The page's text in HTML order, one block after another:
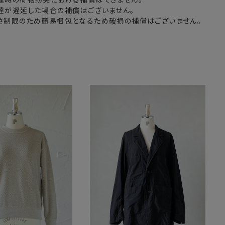
が遅延した場合の補償はございません。
制限のため簡易梱包となるため破損の補償はございません。